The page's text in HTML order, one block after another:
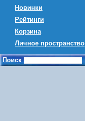
Новинки
Рейтинги
Корзина
Личное пространство
Поиск